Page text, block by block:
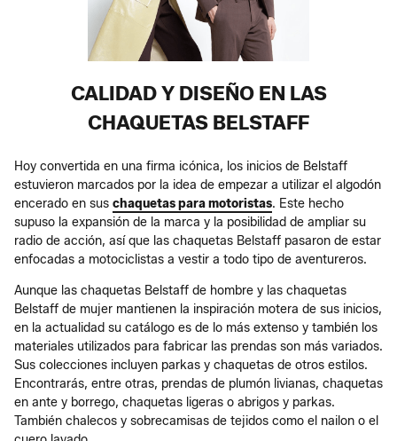
CALIDAD Y DISEÑO EN LAS
CHAQUETAS BELSTAFF
Hoy convertida en una firma icónica, los inicios de Belstaff
estuvieron marcados por la idea de empezar a utilizar el algodón
encerado en sus chaquetas para motoristas. Este hecho
supuso la expansión de la marca y la posibilidad de ampliar su
radio de acción, así que las chaquetas Belstaff pasaron de estar
enfocadas a motociclistas a vestir a todo tipo de aventureros.
Aunque las chaquetas Belstaff de hombre y las chaquetas
Belstaff de mujer mantienen la inspiración motera de sus inicios,
en la actualidad su catálogo es de lo más extenso y también los
materiales utilizados para fabricar las prendas son más variados.
Sus colecciones incluyen parkas y chaquetas de otros estilos.
Encontrarás, entre otras, prendas de plumón livianas, chaquetas
en ante y borrego, chaquetas ligeras o abrigos y parkas.
También chalecos y sobrecamisas de tejidos como el nailon o el